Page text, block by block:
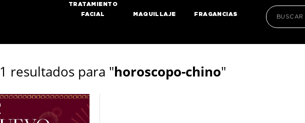
TRATAMIENTO
FACIAL
MAQUILLAJE FRAGANCIAS
1 resultados para "horoscopo-chino"